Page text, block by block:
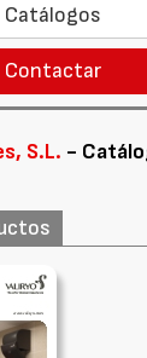
Catálogos
Contactar
S.L. -